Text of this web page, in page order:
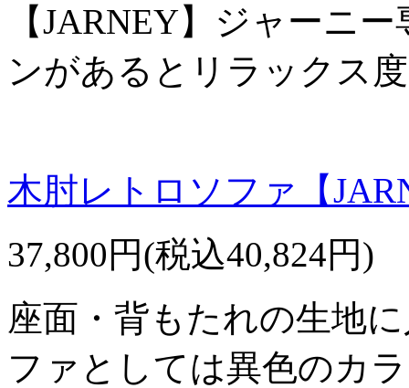
【JARNEY】ジャーニ
ンがあるとリラックス
木肘レトロソファ【
37,800円(税込40,824円)
座面・背もたれの生地
ファとしては異色のカ